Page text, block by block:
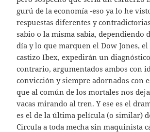
gurú de la economía -eso ya lo he
respuestas diferentes y
sabio o la misma sabia, dependiendo
día y lo que marquen el Dow Jones,
castizo Ibex, expedirán un
contrario, argumentados ambos con
convicción y siempre adornados con
que al común de los mortales nos
vacas mirando al tren. Y ese es el
es el de la última película (o similar)
Circula a toda mecha sin maquinista